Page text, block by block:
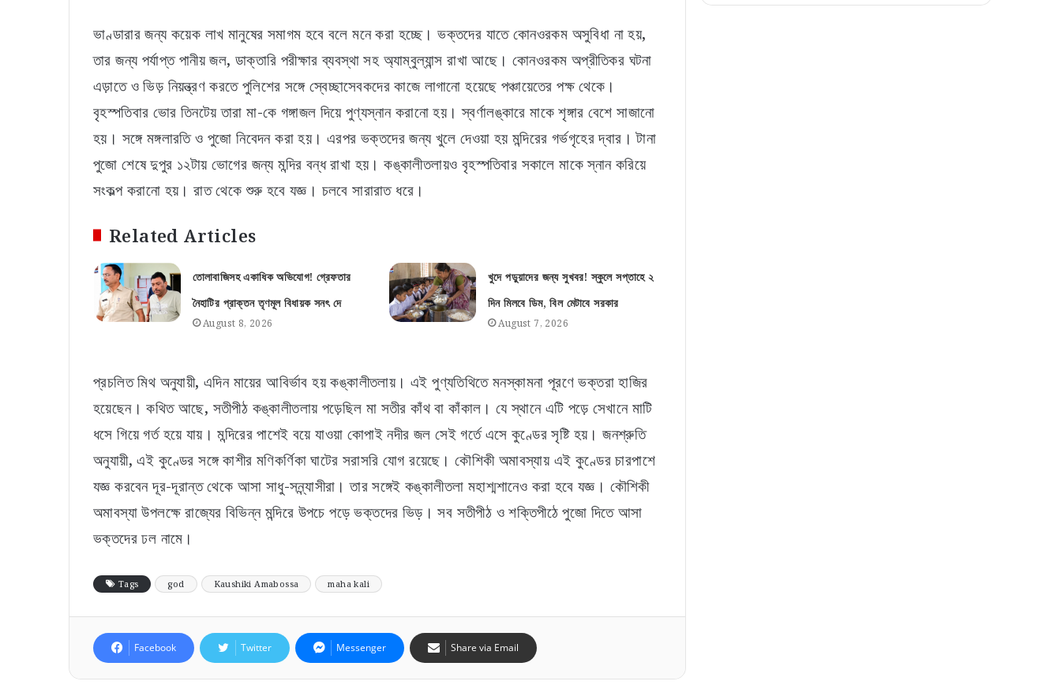
ভাণ্ডারার জন্য কয়েক লাখ মানুষের সমাগম হবে বলে মনে করা হচ্ছে। ভক্তদের যাতে কোনওরকম অসুবিধা না হয়,
তার জন্য পর্যাপ্ত পানীয় জল, ডাক্তারি পরীক্ষার ব্যবস্থা সহ অ্যাম্বুল্যান্স রাখা আছে। কোনওরকম অপ্রীতিকর ঘটনা
এড়াতে ও ভিড় নিয়ন্ত্রণ করতে পুলিশের সঙ্গে স্বেচ্ছাসেবকদের কাজে লাগানো হয়েছে পঞ্চায়েতের পক্ষ থেকে।
বৃহস্পতিবার ভোর তিনটেয় তারা মা-কে গঙ্গাজল দিয়ে পুণ্যস্নান করানো হয়। স্বর্ণালঙ্কারে মাকে শৃঙ্গার বেশে সাজানো
হয়। সঙ্গে মঙ্গলারতি ও পুজো নিবেদন করা হয়। এরপর ভক্তদের জন্য খুলে দেওয়া হয় মন্দিরের গর্ভগৃহের দ্বার। টানা
পুজো শেষে দুপুর ১২টায় ভোগের জন্য মন্দির বন্ধ রাখা হয়। কঙ্কালীতলায়ও বৃহস্পতিবার সকালে মাকে স্নান করিয়ে
সংকল্প করানো হয়। রাত থেকে শুরু হবে যজ্ঞ। চলবে সারারাত ধরে।
Related Articles
তোলাবাজিসহ একাধিক অভিযোগ! গ্রেফতার
নৈহাটির প্রাক্তন তৃণমূল বিধায়ক সনৎ দে
August 8, 2026
খুদে পড়ুয়াদের জন্য সুখবর! স্কুলে সপ্তাহে ২
দিন মিলবে ডিম, বিল মেটাবে সরকার
August 7, 2026
প্রচলিত মিথ অনুযায়ী, এদিন মায়ের আবির্ভাব হয় কঙ্কালীতলায়। এই পুণ্যতিথিতে মনস্কামনা পূরণে ভক্তরা হাজির
হয়েছেন। কথিত আছে, সতীপীঠ কঙ্কালীতলায় পড়েছিল মা সতীর কাঁথ বা কাঁকাল। যে স্থানে এটি পড়ে সেখানে মাটি
ধসে গিয়ে গর্ত হয়ে যায়। মন্দিরের পাশেই বয়ে যাওয়া কোপাই নদীর জল সেই গর্তে এসে কুণ্ডের সৃষ্টি হয়। জনশ্রুতি
অনুযায়ী, এই কুণ্ডের সঙ্গে কাশীর মণিকর্ণিকা ঘাটের সরাসরি যোগ রয়েছে। কৌশিকী অমাবস্যায় এই কুণ্ডের চারপাশে
যজ্ঞ করবেন দূর-দূরান্ত থেকে আসা সাধু-সন্ন্যাসীরা। তার সঙ্গেই কঙ্কালীতলা মহাশ্মশানেও করা হবে যজ্ঞ। কৌশিকী
অমাবস্যা উপলক্ষে রাজ্যের বিভিন্ন মন্দিরে উপচে পড়ে ভক্তদের ভিড়। সব সতীপীঠ ও শক্তিপীঠে পুজো দিতে আসা
ভক্তদের ঢল নামে।
Tags god Kaushiki Amabossa maha kali
Facebook Twitter Messenger Share via Email
ঘুষ নিতে গিয়ে ফাঁদে! জামবনিতে দুর্নীতি দমন শাখার জালে
বিডিও অফিসের সাব অ্যাসিস্ট্যান্ট ইঞ্জিনিয়ার
১২৫ দিনের কাজে ভুয়ো জব কার্ডের বিরুদ্ধে কড়া